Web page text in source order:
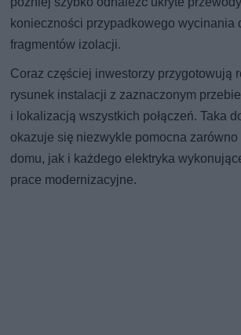
konieczności przypadkowego wycinania
fragmentów izolacji.
Coraz częściej inwestorzy przygotowują
rysunek instalacji z zaznaczonym
i lokalizacją wszystkich połączeń. Taka
okazuje się niezwykle pomocna zarówno
domu, jak i każdego elektryka
prace modernizacyjne.